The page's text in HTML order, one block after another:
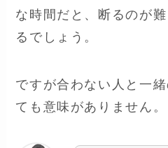
な時間だと、断るのが
るでしょう。
ですが合わない人と一
ても意味がありません。